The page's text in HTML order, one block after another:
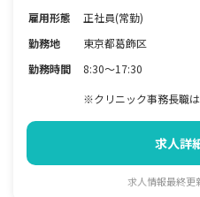
雇用形態
正社員(常勤)
勤務地
東京都葛飾区
勤務時間
8:30～17:30
※クリニック事務長職は
求人詳
求人情報最終更